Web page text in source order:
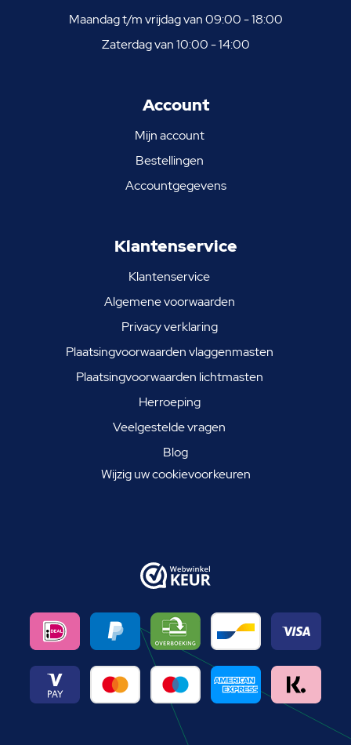
Maandag t/m vrijdag van 09:00 - 18:00
Zaterdag van 10:00 - 14:00
Account
Mijn account
Bestellingen
Accountgegevens
Klantenservice
Klantenservice
Algemene voorwaarden
Privacy verklaring
Plaatsingvoorwaarden vlaggenmasten
Plaatsingvoorwaarden lichtmasten
Herroeping
Veelgestelde vragen
Blog
Wijzig uw cookievoorkeuren